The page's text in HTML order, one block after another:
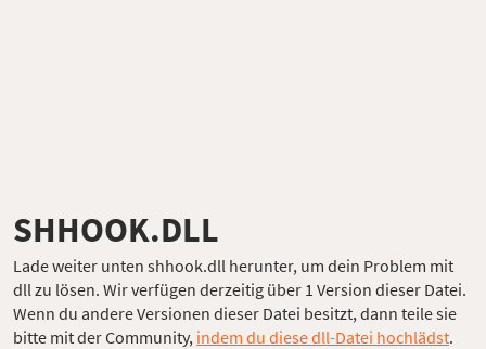
SHHOOK.DLL
Lade weiter unten shhook.dll herunter, um dein Problem mit
dll zu lösen. Wir verfügen derzeitig über 1 Version dieser Datei.
Wenn du andere Versionen dieser Datei besitzt, dann teile sie
bitte mit der Community, indem du diese dll-Datei hochlädst.